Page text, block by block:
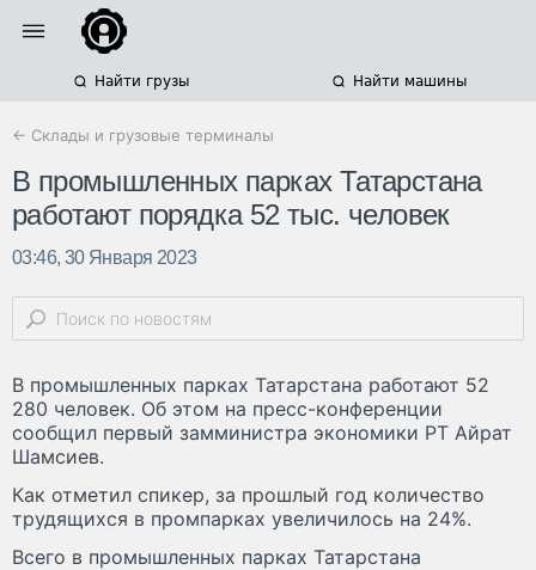
Найти грузы Найти машины
← Склады и грузовые терминалы
В промышленных парках Татарстана
работают порядка 52 тыс. человек
03:46, 30 Января 2023
В промышленных парках Татарстана работают 52
280 человек. Об этом на пресс-конференции
сообщил первый замминистра экономики РТ Айрат
Шамсиев.
Как отметил спикер, за прошлый год количество
трудящихся в промпарках увеличилось на 24%.
Всего в промышленных парках Татарстана